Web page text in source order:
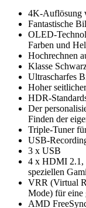
4K-Auflösung
Fantastische
OLED-
Farben und
Hochrechnen
Klasse
Ultrascharfes
Hoher
HDR-
Der
Finden der
Triple-Tuner
USB-
3 x USB
4 x HDMI 2.1,
speziellen
VRR (Virtual
Mode) für eine
AMD